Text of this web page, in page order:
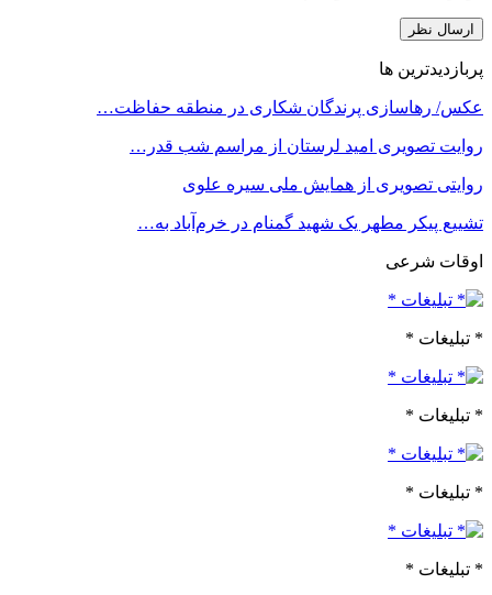
پربازدیدترین ها
عکس/ رهاسازی پرندگان شکاری در منطقه حفاظت…
روایت تصویری امید لرستان از مراسم شب قدر…
روایتی تصویری از همایش ملی سیره علوی
تشییع پیکر مطهر یک شهید گمنام در خرم‌آباد به…
اوقات شرعی
* تبلیغات *
* تبلیغات *
* تبلیغات *
* تبلیغات *